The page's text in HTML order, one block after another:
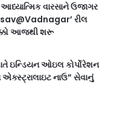
વારસાને ઉજાગર
રીલ
આજથી શરૂ
ઇન્ડિયન ઓઇલ કોર્પોરેશન
એક્સ્ટ્રાલાઇટ નાઉ” સેવાનું